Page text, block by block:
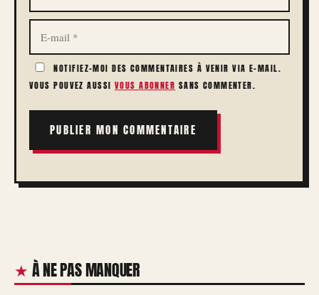
E-
MAIL
NOTIFIEZ-MOI DES COMMENTAIRES À VENIR VIA E-MAIL.
VOUS POUVEZ AUSSI VOUS ABONNER SANS COMMENTER.
À NE PAS MANQUER